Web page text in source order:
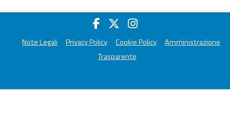
Note Legali Privacy Policy Cookie Policy
Amministrazione
Trasparente